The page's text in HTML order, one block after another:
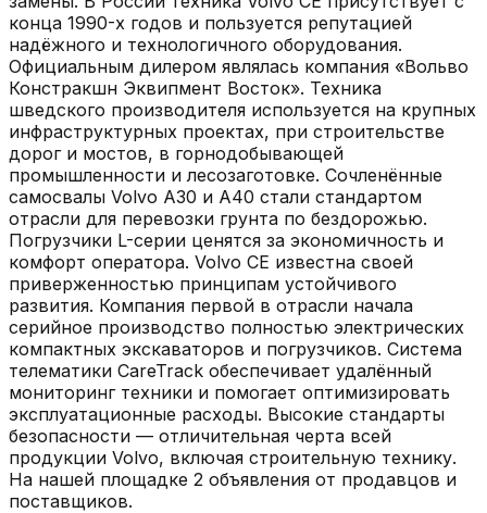
конца 1990-х годов и пользуется репутацией
надёжного и технологичного оборудования.
Официальным дилером являлась компания «Вольво
Констракшн Эквипмент Восток». Техника
шведского производителя используется на крупных
инфраструктурных проектах, при строительстве
дорог и мостов, в горнодобывающей
промышленности и лесозаготовке. Сочленённые
самосвалы Volvo A30 и A40 стали стандартом
отрасли для перевозки грунта по бездорожью.
Погрузчики L-серии ценятся за экономичность и
комфорт оператора. Volvo CE известна своей
приверженностью принципам устойчивого
развития. Компания первой в отрасли начала
серийное производство полностью электрических
компактных экскаваторов и погрузчиков. Система
телематики CareTrack обеспечивает удалённый
мониторинг техники и помогает оптимизировать
эксплуатационные расходы. Высокие стандарты
безопасности — отличительная черта всей
продукции Volvo, включая строительную технику.
На нашей площадке 2 объявления от продавцов и
поставщиков.